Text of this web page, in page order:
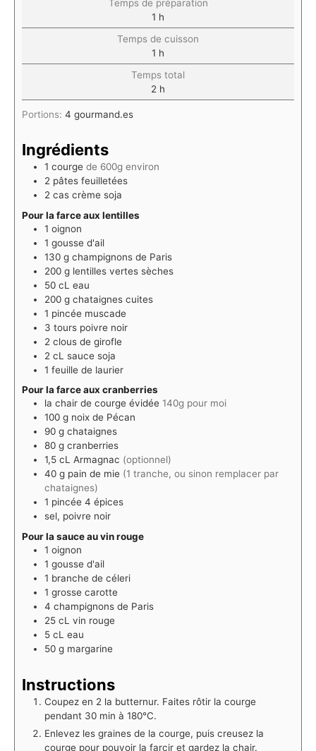
Temps de préparation
1 h
Temps de cuisson
1 h
Temps total
2 h
Portions: 4 gourmand.es
Ingrédients
1 courge de 600g environ
2 pâtes feuilletées
2 cas crème soja
Pour la farce aux lentilles
1 oignon
1 gousse d'ail
130 g champignons de Paris
200 g lentilles vertes sèches
50 cL eau
200 g chataignes cuites
1 pincée muscade
3 tours poivre noir
2 clous de girofle
2 cL sauce soja
1 feuille de laurier
Pour la farce aux cranberries
la chair de courge évidée 140g pour moi
100 g noix de Pécan
90 g chataignes
80 g cranberries
1,5 cL Armagnac (optionnel)
40 g pain de mie (1 tranche, ou sinon remplacer par
chataignes)
1 pincée 4 épices
sel, poivre noir
Pour la sauce au vin rouge
1 oignon
1 gousse d'ail
1 branche de céleri
1 grosse carotte
4 champignons de Paris
25 cL vin rouge
5 cL eau
50 g margarine
Instructions
Coupez en 2 la butternur. Faites rôtir la courge
pendant 30 min à 180°C.
Enlevez les graines de la courge, puis creusez la
courge pour pouvoir la farcir et gardez la chair. ⁠